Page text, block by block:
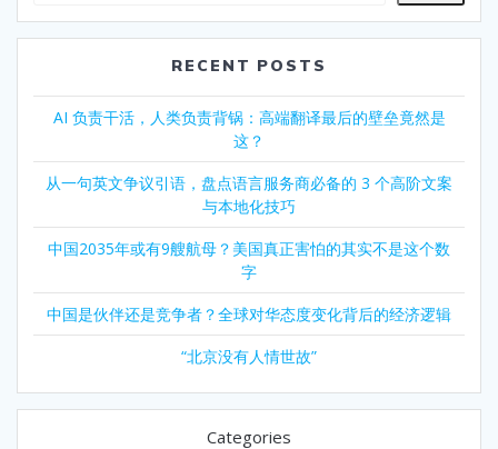
RECENT POSTS
AI 负责干活，人类负责背锅：高端翻译最后的壁垒竟然是
这？
从一句英文争议引语，盘点语言服务商必备的 3 个高阶文案
与本地化技巧
中国2035年或有9艘航母？美国真正害怕的其实不是这个数
字
中国是伙伴还是竞争者？全球对华态度变化背后的经济逻辑
“北京没有人情世故”
Categories